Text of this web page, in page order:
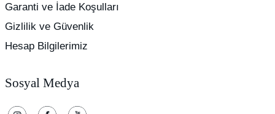
Garanti ve İade Koşulları
Gizlilik ve Güvenlik
Hesap Bilgilerimiz
Sosyal Medya